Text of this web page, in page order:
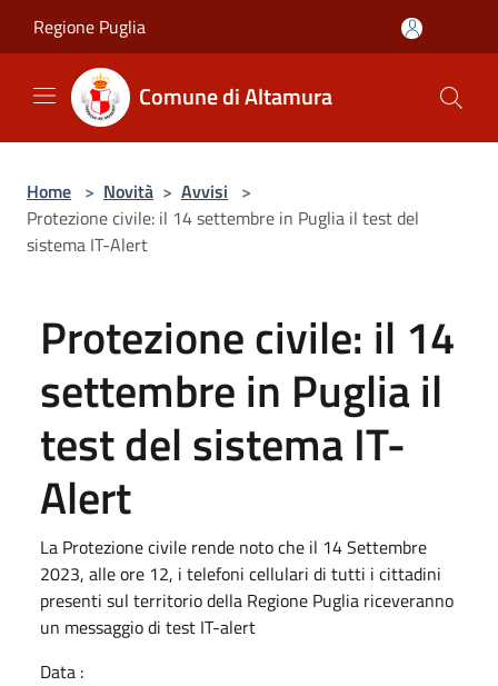
Regione Puglia
Comune di Altamura
Home > Novità > Avvisi >
Protezione civile: il 14 settembre in Puglia il test del
sistema IT-Alert
Protezione civile: il 14
settembre in Puglia il
test del sistema IT-
Alert
La Protezione civile rende noto che il 14 Settembre
2023, alle ore 12, i telefoni cellulari di tutti i cittadini
presenti sul territorio della Regione Puglia riceveranno
un messaggio di test IT-alert
Data :